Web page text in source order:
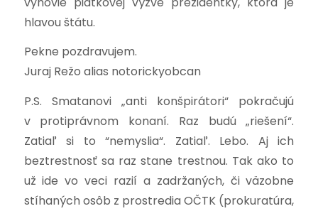
hlavou štátu.
Pekne pozdravujem.
Juraj Režo alias notorickyobcan
P.S. Smatanovi „anti konšpirátori“ pokračujú
v protiprávnom konaní. Raz budú „riešení“.
Zatiaľ si to “nemyslia“. Zatiaľ. Lebo. Aj ich
beztrestnosť sa raz stane trestnou. Tak ako to
už ide vo veci razií a zadržaných, či väzobne
stíhaných osôb z prostredia OČTK (prokuratúra,